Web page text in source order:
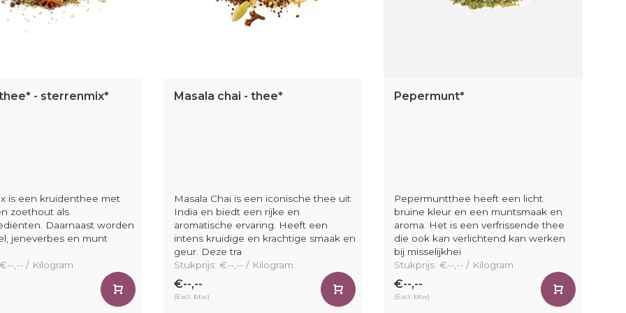
biologische thee bestellen – snel en eenvoudig
partij verzorgt de samenstelling en distributie van onze orders. Bestellingen geplaatst voor 11:00
je bestelling!
- sterrenmix*
is een kruidenthee met
zoethout als
Daarnaast worden
jeneverbes en munt
,-- / Kilogram
Masala chai - thee*
Masala Chai is een iconische thee uit
India en biedt een rijke en
aromatische ervaring. Heeft een
intens kruidige en krachtige smaak en
geur. Deze tra
Stukprijs: €--,-- / Kilogram
€--,--
(Excl. btw)
Pepermunt*
Pepermuntthee heeft een licht
bruine kleur en een muntsmaak en
aroma. Het is een verfrissende thee
die ook kan verlichtend kan werken
bij misselijkhei
Stukprijs: €--,-- / Kilogram
€--,--
(Excl. btw)